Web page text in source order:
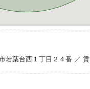
若葉台西１丁目２４番 ／ 賃